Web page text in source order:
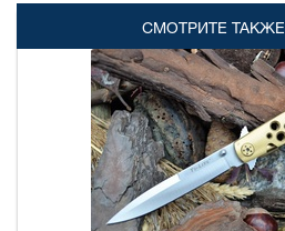
СМОТРИТЕ ТАКЖЕ